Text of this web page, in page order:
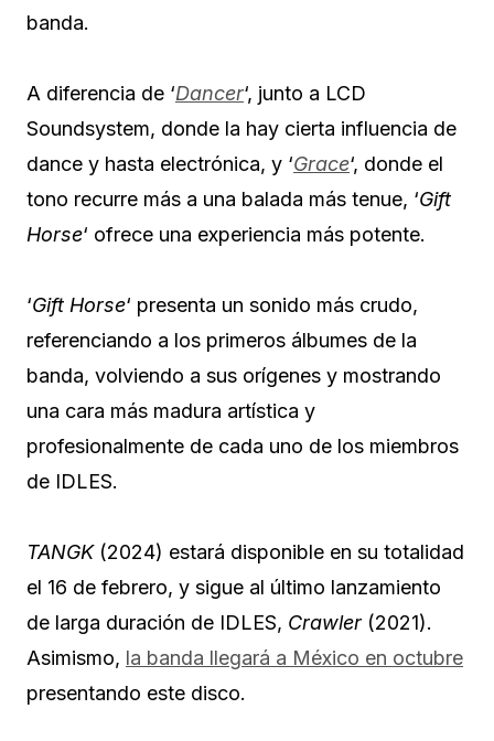
banda.
A diferencia de ‘Dancer‘, junto a LCD
Soundsystem, donde la hay cierta influencia de
dance y hasta electrónica, y ‘Grace‘, donde el
tono recurre más a una balada más tenue, ‘Gift
Horse‘ ofrece una experiencia más potente.
‘Gift Horse‘ presenta un sonido más crudo,
referenciando a los primeros álbumes de la
banda, volviendo a sus orígenes y mostrando
una cara más madura artística y
profesionalmente de cada uno de los miembros
de IDLES.
TANGK (2024) estará disponible en su totalidad
el 16 de febrero, y sigue al último lanzamiento
de larga duración de IDLES, Crawler (2021).
Asimismo, la banda llegará a México en octubre
presentando este disco.